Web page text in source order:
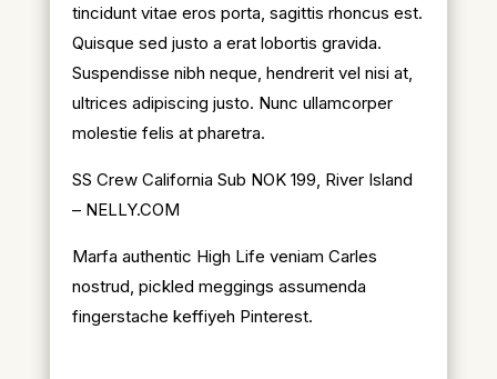
tincidunt vitae eros porta, sagittis rhoncus est.
Quisque sed justo a erat lobortis gravida.
Suspendisse nibh neque, hendrerit vel nisi at,
ultrices adipiscing justo. Nunc ullamcorper
molestie felis at pharetra.
SS Crew California Sub NOK 199, River Island
– NELLY.COM
Marfa authentic High Life veniam Carles
nostrud, pickled meggings assumenda
fingerstache keffiyeh Pinterest.